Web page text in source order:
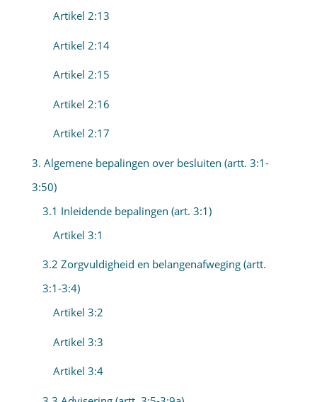
Artikel 2:13
Artikel 2:14
Artikel 2:15
Artikel 2:16
Artikel 2:17
3. Algemene bepalingen over besluiten (artt. 3:1-
3:50)
3.1 Inleidende bepalingen (art. 3:1)
Artikel 3:1
3.2 Zorgvuldigheid en belangenafweging (artt.
3:1-3:4)
Artikel 3:2
Artikel 3:3
Artikel 3:4